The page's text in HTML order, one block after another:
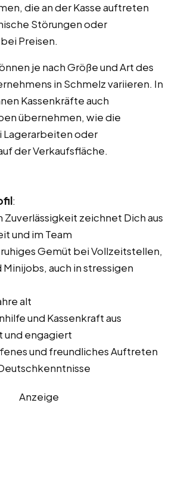
die an der Kasse auftreten
Störungen oder
Preisen.
je nach Größe und Art des
in Schmelz variieren. In
Kassenkräfte auch
übernehmen, wie die
Lagerarbeiten oder
der Verkaufsfläche.
:
Zuverlässigkeit zeichnet Dich aus
und im Team
Gemüt bei Vollzeitstellen,
auch in stressigen
alt
und Kassenkraft aus
und engagiert
und freundliches Auftreten
Anzeige